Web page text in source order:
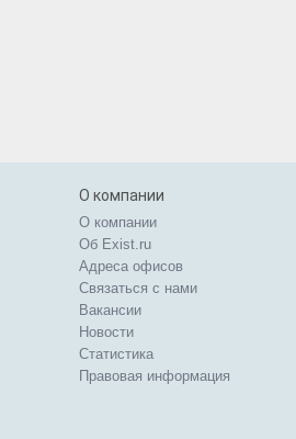
О компании
О компании
Об Exist.ru
Адреса офисов
Связаться с нами
Вакансии
Новости
Статистика
Правовая информация